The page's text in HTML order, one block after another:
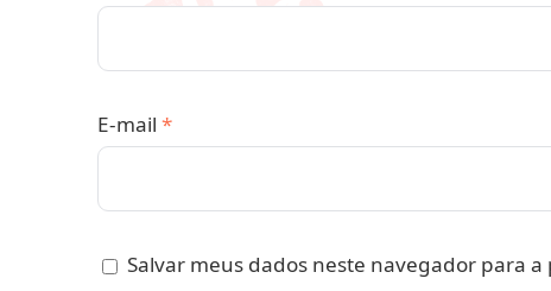
E-mail *
Salvar meus dados neste navegador para